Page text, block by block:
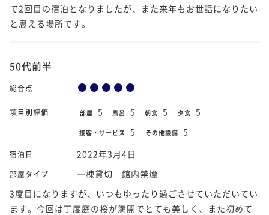
で2回目の宿泊となりましたが、また来年もお世話になりたい
と思える場所です。
50代前半
総合点
項目別評価 部屋 5 風呂 5 朝食 5 夕食 5
接客・サービス 5 その他設備 5
宿泊日 2022年3月4日
部屋タイプ
一棟貸切 館内禁煙
3度目になりますが、いつもゆったり過ごさせていただいてい
ます。今回は丁度庭の桜が満開でとても美しく、また初めて